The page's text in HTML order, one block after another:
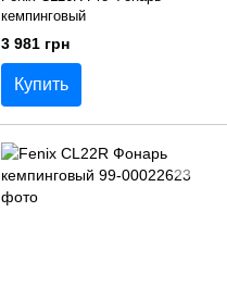
кемпинговый
3 981 грн
Купить